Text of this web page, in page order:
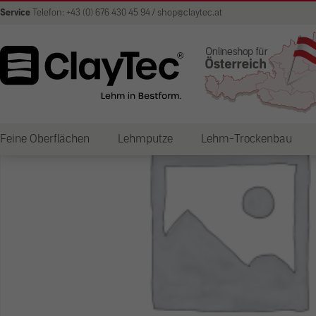
Service Telefon: +43 (0) 676 430 45 94 / shop@claytec.at
Feine Oberflächen Lehmputze Lehm-Trockenbau